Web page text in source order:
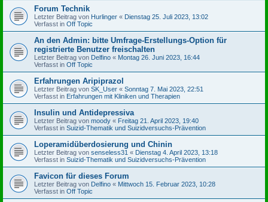
Forum Technik
Letzter Beitrag von Hurlinger « Dienstag 25. Juli 2023, 13:02
Verfasst in Off Topic
An den Admin: bitte Umfrage-Erstellungs-Option für
registrierte Benutzer freischalten
Letzter Beitrag von Delfino « Montag 26. Juni 2023, 16:44
Verfasst in Off Topic
Erfahrungen Aripiprazol
Letzter Beitrag von SK_User « Sonntag 7. Mai 2023, 22:51
Verfasst in Erfahrungen mit Kliniken und Therapien
Insulin und Antidepressiva
Letzter Beitrag von moody « Freitag 21. April 2023, 19:40
Verfasst in Suizid-Thematik und Suizidversuchs-Prävention
Loperamidüberdosierung und Chinin
Letzter Beitrag von senseless31 « Dienstag 4. April 2023, 13:18
Verfasst in Suizid-Thematik und Suizidversuchs-Prävention
Favicon für dieses Forum
Letzter Beitrag von Delfino « Mittwoch 15. Februar 2023, 10:28
Verfasst in Off Topic